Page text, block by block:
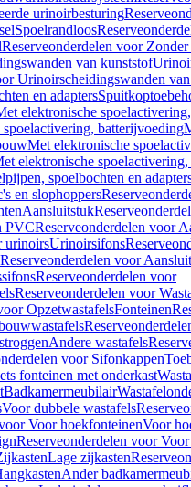
urinoirbesturing
Spoelrandloos
Reserveonderdelen voor Zonder
van kunststof
Urinoirscheidingswanden
en adapters
elektronische
batterijvoeding
Met elektronische
elektronische
spoelbochten en
en slophoppers
Aansluitstuk
PVCReserveonderdelen voor
urinoirsUrinoirsifons
Reserveonderdelen voor
Reserveonderdelen voor
Reserveonderdelen voor
OpzetwastafelsFonteinen
Andere wastafels
voor Sifonkappen
fonteinen met onderkast
Badkamermeubilair
Voor dubbele wastafels
Voor hoekfonteinenVoor
Reserveonderdelen voor
Lage zijkasten
Ander